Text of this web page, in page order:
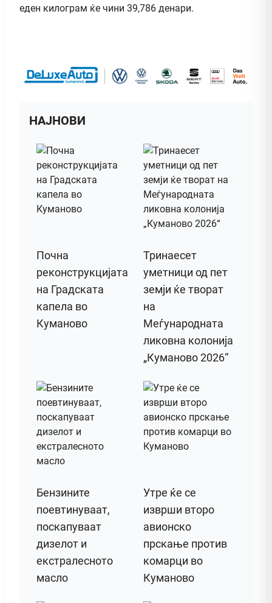
еден килограм ќе чини 39,786 денари.
НАЈНОВИ
Почна
реконструкцијата
на Градската
капела во
Куманово
Тринаесет
уметници од пет
земји ќе творат
на
Меѓународната
ликовна колонија
„Куманово 2026“
Бензините
поевтинуваат,
поскапуваат
дизелот и
екстралесното
масло
Утре ќе се
изврши второ
авионско
прскање против
комарци во
Куманово